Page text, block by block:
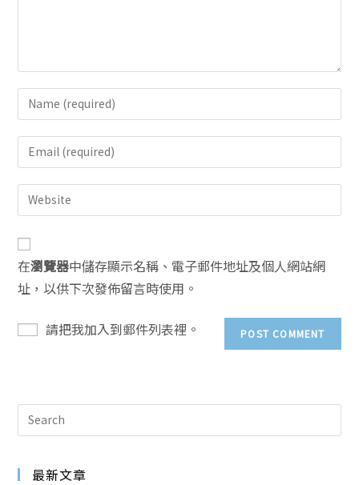
在瀏覽器中儲存顯示名稱、電子郵件地址及個人網站網
址，以供下次發佈留言時使用。
請把我加入到郵件列表裡。
最新文章